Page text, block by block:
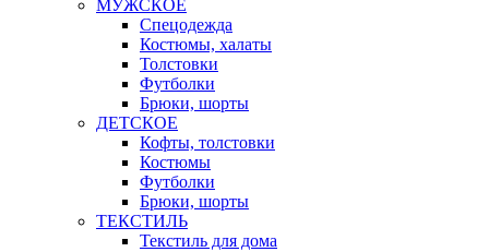
МУЖСКОЕ
Спецодежда
Костюмы, халаты
Толстовки
Футболки
Брюки, шорты
ДЕТСКОЕ
Кофты, толстовки
Костюмы
Футболки
Брюки, шорты
ТЕКСТИЛЬ
Текстиль для дома